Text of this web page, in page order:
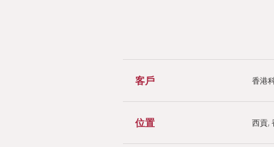
客戶 香港
位置 西貢,